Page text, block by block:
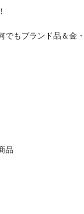
もブランド品＆金
品